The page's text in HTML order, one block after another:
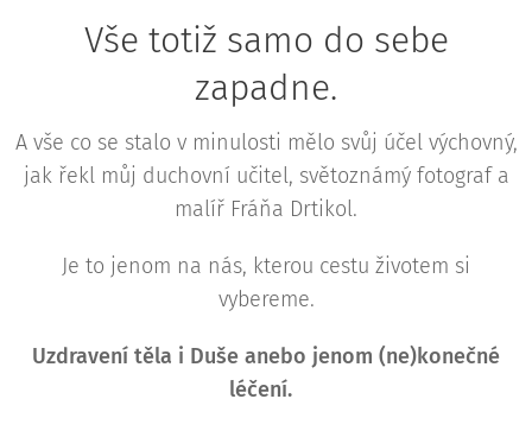
Vše totiž samo do sebe
zapadne.
A vše co se stalo v minulosti mělo svůj účel výchovný,
jak řekl můj duchovní učitel, světoznámý fotograf a
malíř Fráňa Drtikol.
Je to jenom na nás, kterou cestu životem si
vybereme.
Uzdravení těla i Duše anebo jenom (ne)konečné
léčení.